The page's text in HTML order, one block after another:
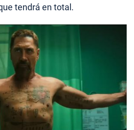
tendrá en total.